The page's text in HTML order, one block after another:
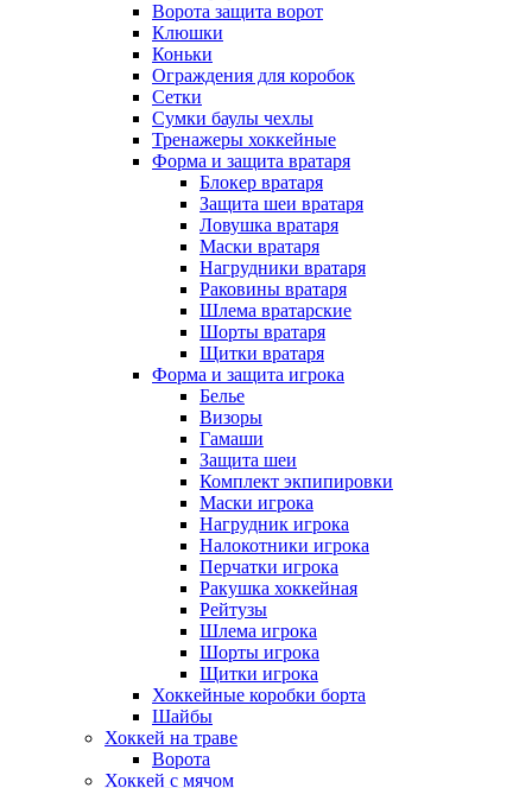
Ворота защита ворот
Клюшки
Коньки
Ограждения для коробок
Сетки
Сумки баулы чехлы
Тренажеры хоккейные
Форма и защита вратаря
Блокер вратаря
Защита шеи вратаря
Ловушка вратаря
Маски вратаря
Нагрудники вратаря
Раковины вратаря
Шлема вратарские
Шорты вратаря
Щитки вратаря
Форма и защита игрока
Белье
Визоры
Гамаши
Защита шеи
Комплект экпипировки
Маски игрока
Нагрудник игрока
Налокотники игрока
Перчатки игрока
Ракушка хоккейная
Рейтузы
Шлема игрока
Шорты игрока
Щитки игрока
Хоккейные коробки борта
Шайбы
Хоккей на траве
Ворота
Хоккей с мячом